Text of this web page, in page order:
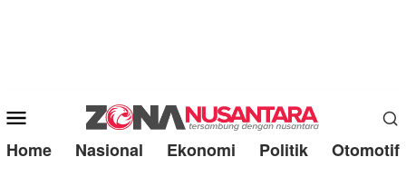
Mobile
Menu
Home Nasional Ekonomi Politik Otomotif